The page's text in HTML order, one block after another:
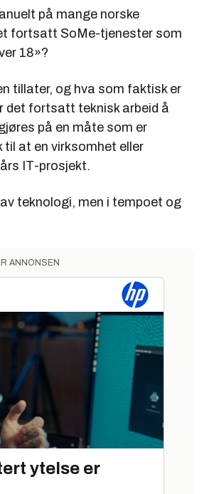
på mange norske
fortsatt SoMe-tjenester som
18»?
tillater, og hva som faktisk er
det fortsatt teknisk arbeid å
på en måte som er
til at en virksomhet eller
IT-prosjekt.
teknologi, men i tempoet og
ANNONSEN
ytelse er